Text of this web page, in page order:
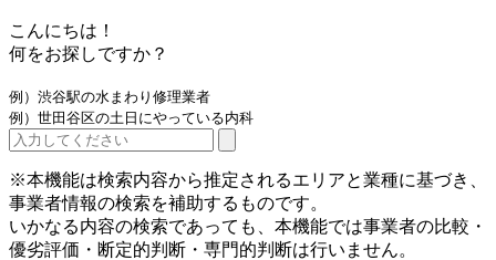
こんにちは！
何をお探しですか？
例）渋谷駅の水まわり修理業者
例）世田谷区の土日にやっている内科
※本機能は検索内容から推定されるエリアと業種に基づき、
事業者情報の検索を補助するものです。
いかなる内容の検索であっても、本機能では事業者の比較・
優劣評価・断定的判断・専門的判断は行いません。